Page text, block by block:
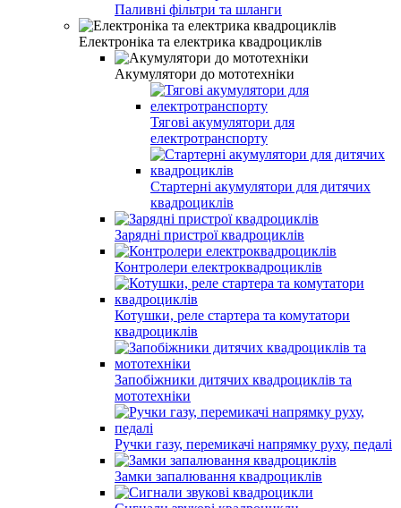
Паливні фільтри та шланги
Електроніка та електрика квадроциклів
Акумулятори до мототехніки
Тягові акумулятори для
електротранспорту
Стартерні акумулятори для дитячих
квадроциклів
Зарядні пристрої квадроциклів
Контролери електроквадроциклів
Котушки, реле стартера та комутатори
квадроциклів
Запобіжники дитячих квадроциклів та
мототехніки
Ручки газу, перемикачі напрямку руху, педалі
Замки запалювання квадроциклів